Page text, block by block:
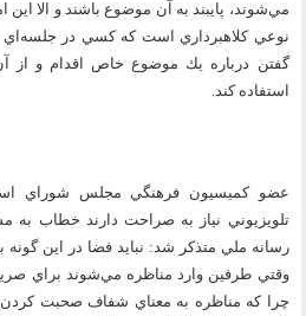
مي‌شوند، پايبند به آن موضوع باشند و الا اين
نوعي كلاهبرداري است كه كسي در
گفتن درباره يك موضوع خاص اقدام و از
استفاده كند.
عضو كميسيون فرهنگي مجلس شوراي
تلويزيوني نياز به صراحت دارند خطاب به
رسانه ملي متذكر شد: نبايد فضا در اين
وقتي طرفين وارد مناظره مي‌شوند براي
چرا كه مناظره به معناي شفاف صحبت